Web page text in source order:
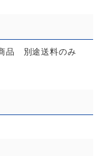
品 別途送料のみ